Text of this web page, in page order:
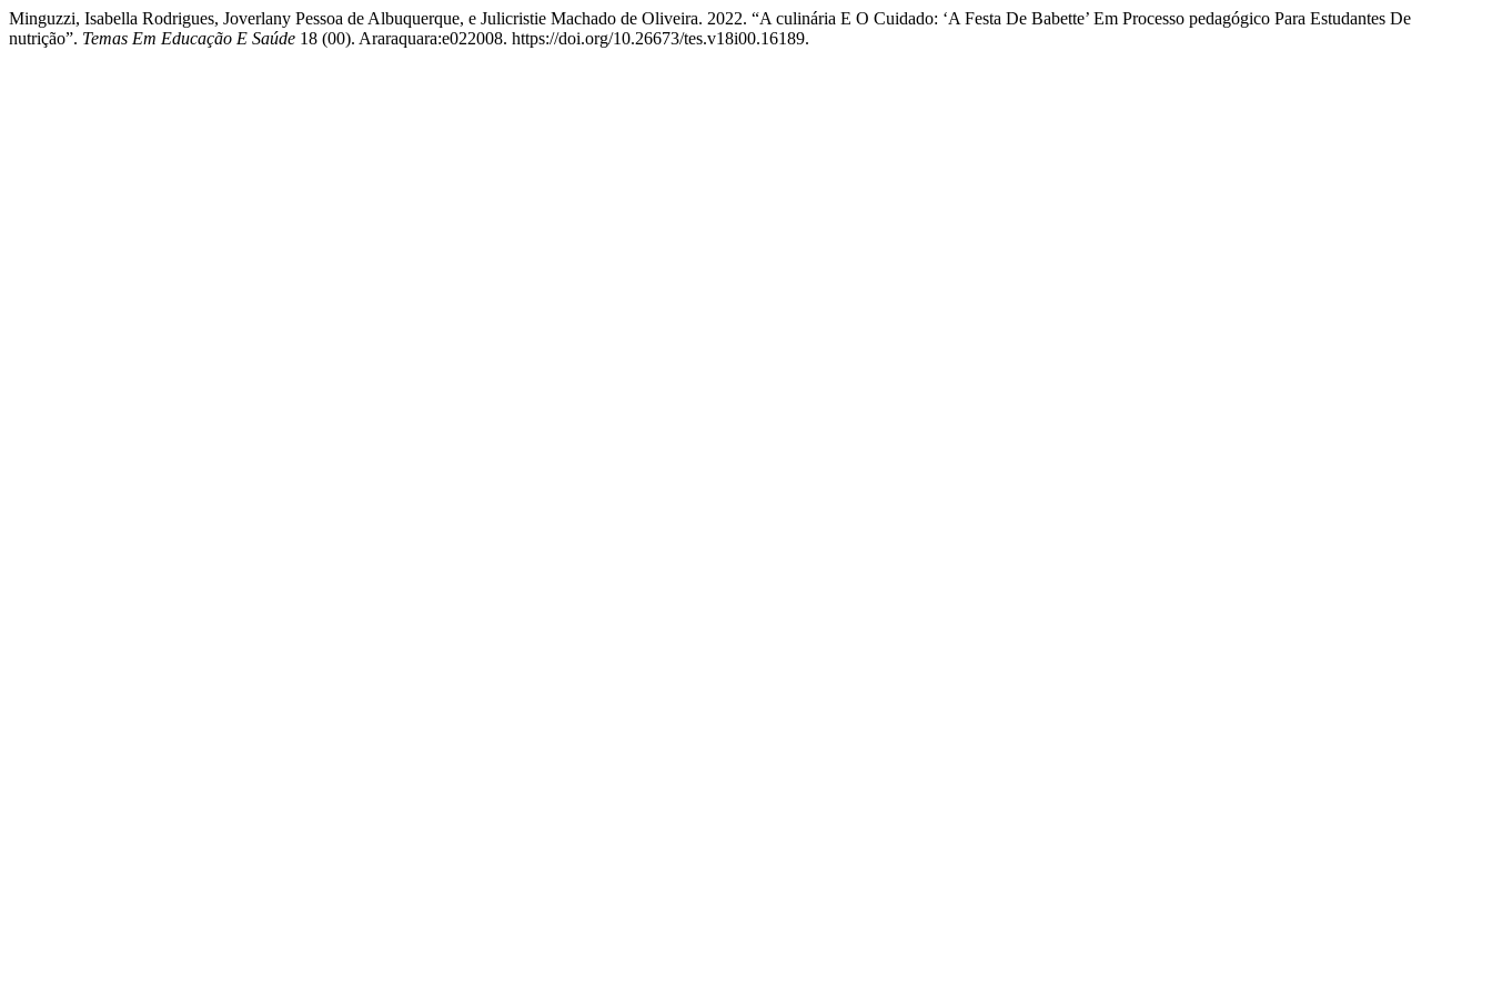
Minguzzi, Isabella Rodrigues, Joverlany Pessoa de Albuquerque, e Julicristie Machado de Oliveira. 2022. “A culinária E O Cuidado: ‘A Festa De Babette’ Em Processo pedagógico Para Estudantes De
nutrição”. Temas Em Educação E Saúde 18 (00). Araraquara:e022008. https://doi.org/10.26673/tes.v18i00.16189.